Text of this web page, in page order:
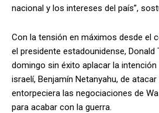
nacional y los intereses del país”,
Con la tensión en máximos desde el
el presidente estadounidense, Donald
domingo sin éxito aplacar la
israelí, Benjamín Netanyahu, de
entorpeciera las negociaciones de
para acabar con la guerra.